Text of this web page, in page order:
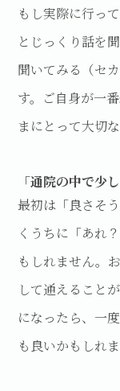
もし実際に行っ
とじっくり話を
聞いてみる（セ
す。ご自身が一
まにとって大切
「通院の中で少
最初は「良さそ
くうちに「あれ
もしれません。
して通えること
になったら、一
も良いかもしれま